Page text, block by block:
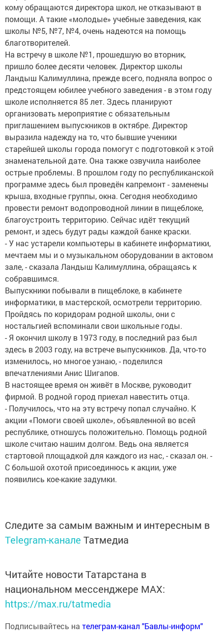
кому обращаются директора школ, не отказывают в
помощи. А такие «молодые» учебные заведения, как
школы №5, №7, №4, очень надеются на помощь
благотворителей.
На встречу в школе №1, прошедшую во вторник,
пришло более десяти человек. Директор школы
Ландыш Калимуллина, прежде всего, подняла вопрос о
предстоящем юбилее учебного заведения - в этом году
школе исполняется 85 лет. Здесь планируют
организовать мероприятие с обязательным
приглашением выпускников в октябре. Директор
выразила надежду на то, что бывшие ученики
старейшей школы города помогут с подготовкой к этой
знаменательной дате. Она также озвучила наиболее
острые проблемы. В прошлом году по республиканской
программе здесь был проведён капремонт - заменены
крыша, входные группы, окна. Сегодня необходимо
провести ремонт водопроводной линии в пищеблоке,
благоустроить территорию. Сейчас идёт текущий
ремонт, и здесь будут рады каждой банке краски.
- У нас устарели компьютеры в кабинете информатики,
мечтаем мы и о музыкальном оборудовании в актовом
зале, - сказала Ландыш Калимуллина, обращаясь к
собравшимся.
Выпускники побывали в пищеблоке, в кабинете
информатики, в мастерской, осмотрели территорию.
Пройдясь по коридорам родной школы, они с
ностальгией вспоминали свои школьные годы.
- Я окончил школу в 1973 году, в последний раз был
здесь в 2003 году, на встрече выпускников. Да, что-то
изменилось, но многое узнаю, - поделился
впечатлениями Анис Шигапов.
В настоящее время он живёт в Москве, руководит
фирмой. В родной город приехал навестить отца.
- Получилось, что на эту встречу попал случайно. К
акции «Помоги своей школе», объявленной во всей
республике, отношусь положительно. Помощь родной
школе считаю нашим долгом. Ведь она является
стартовой площадкой для каждого из нас, - сказал он. -
С большой охотой присоединюсь к акции, уже
появились кое-какие задумки.
Следите за самым важным и интересным в
Telegram-канале Татмедиа
Читайте новости Татарстана в
национальном мессенджере MАХ:
https://max.ru/tatmedia
Подписывайтесь на телеграм-канал "Бавлы-информ"